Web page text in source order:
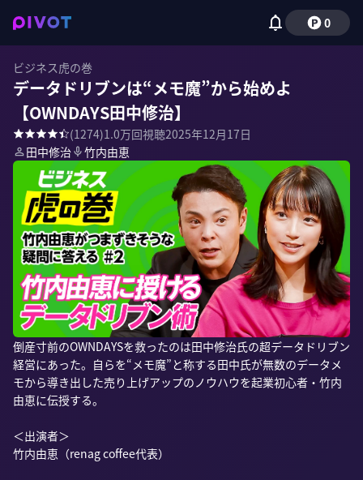
0
ビジネス虎の巻
データドリブンは“メモ魔”から始めよ
【OWNDAYS田中修治】
(1274)1.0万回視聴2025年12月17日
田中修治
竹内由恵
倒産寸前のOWNDAYSを救ったのは田中修治氏の超データドリブン
経営にあった。自らを“メモ魔”と称する田中氏が無数のデータメ
モから導き出した売り上げアップのノウハウを起業初心者・竹内
由恵に伝授する。
＜出演者＞
竹内由恵（renag coffee代表）